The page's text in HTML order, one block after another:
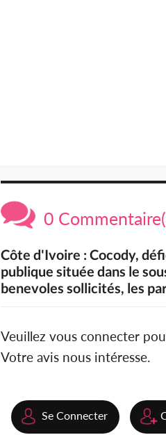
0
Côte d'Ivoire : Cocody,
publique située dans le
benevoles sollicités, les
Veuillez vous connecter
Votre avis nous intéresse.
Se Connecter